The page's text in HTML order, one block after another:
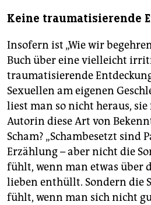
Keine traumatisierende
Insofern ist „Wie wir
Buch über eine vielleicht
traumatisierende
Sexuellen am eigenen
liest man so nicht heraus,
Autorin diese Art von
Scham? „Schambesetzt sind
Erzählung – aber nicht die
fühlt, wenn man etwas über
lieben enthüllt. Sondern die
fühlt, wenn man sich nicht